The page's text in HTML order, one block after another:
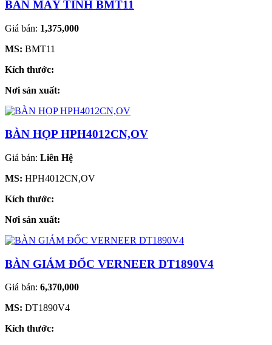
BÀN MÁY TÍNH BMT11
Giá bán: 1,375,000
MS: BMT11
Kích thước:
Nơi sản xuất:
BÀN HỌP HPH4012CN,OV
Giá bán: Liên Hệ
MS: HPH4012CN,OV
Kích thước:
Nơi sản xuất:
BÀN GIÁM ĐỐC VERNEER DT1890V4
Giá bán: 6,370,000
MS: DT1890V4
Kích thước: